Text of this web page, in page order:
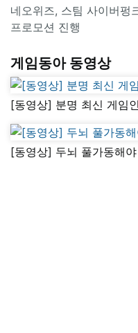
네오위즈, 스팀 사이버펑
프로모션 진행
게임동아 동영상
[동영상] 분명 최신 게임
[동영상] 두뇌 풀가동해